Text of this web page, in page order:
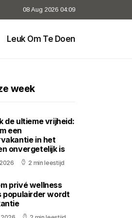
08 Aug 2026 04:09
Leuk Om Te Doen
week
de ultieme vrijheid:
een
in het
onvergetelijk is
2 min leestijd
privé wellness
populairder wordt